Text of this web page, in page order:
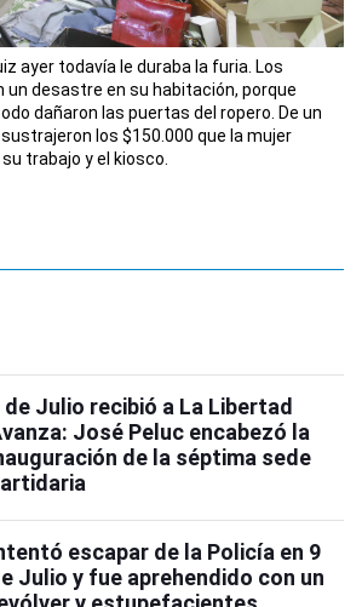
ayer todavía le duraba la furia. Los
un desastre en su habitación, porque
dañaron las puertas del ropero. De un
los $150.000 que la mujer
trabajo y el kiosco.
de Julio recibió a La Libertad
José Peluc encabezó la
de la séptima sede
escapar de la Policía en 9
Julio y fue aprehendido con un